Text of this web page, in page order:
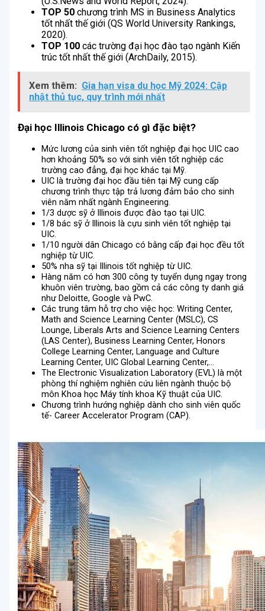
TOP 50 chương trình MS in Business Analytics
tốt nhất thế giới (QS World University Rankings,
2020).
TOP 100 các trường đại học đào tạo ngành Kiến
trúc tốt nhất thế giới (ArchDaily, 2015).
Xem thêm: Gia hạn visa du học Mỹ 2024: Cập
nhật thủ tục, quy trình mới nhất
Đại học Illinois Chicago có gì đặc biệt?
Mức lương của sinh viên tốt nghiệp đại học UIC cao
hơn khoảng 50% so với sinh viên tốt nghiệp các
trường cao đẳng, đại học khác tại Mỹ.
UIC là trường đại học đầu tiên tại Mỹ cung cấp
chương trình thực tập trả lương đảm bảo cho sinh
viên năm nhất ngành Engineering.
1/3 dược sỹ ở Illinois được đào tạo tại UIC.
1/8 bác sỹ ở Illinois là cựu sinh viên tốt nghiệp tại
UIC.
1/10 người dân Chicago có bằng cấp đại học đều tốt
nghiệp từ UIC.
50% nha sỹ tại Illinois tốt nghiệp từ UIC.
Hàng năm có hơn 300 công ty tuyển dụng ngay trong
khuôn viên trường, bao gồm cả các công ty danh giá
như Deloitte, Google và PwC.
Các trung tâm hỗ trợ cho việc học: Writing Center,
Math and Science Learning Center (MSLC), CS
Lounge, Liberals Arts and Science Learning Centers
(LAS Center), Business Learning Center, Honors
College Learning Center, Language and Culture
Learning Center, UIC Global Learning Center,…
The Electronic Visualization Laboratory (EVL) là một
phòng thí nghiệm nghiên cứu liên ngành thuộc bộ
môn Khoa học Máy tính khoa Kỹ thuật của UIC.
Chương trình hướng nghiệp dành cho sinh viên quốc
tế- Career Accelerator Program (CAP).